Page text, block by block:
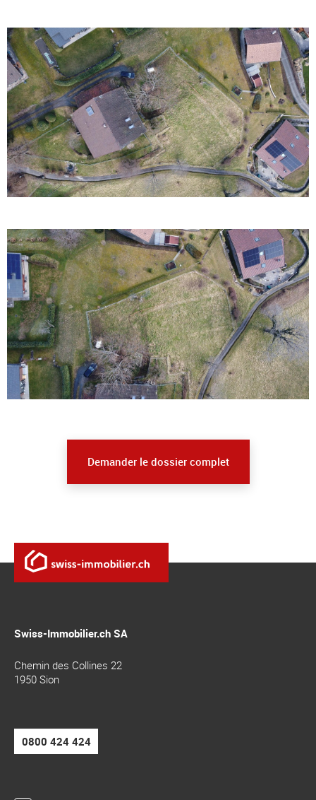
Demander le dossier complet
Swiss-Immobilier.ch SA
Chemin des Collines 22
1950 Sion
0800 424 424